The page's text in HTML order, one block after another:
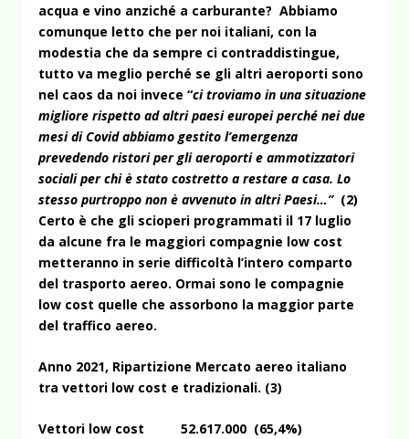
acqua e vino anziché a carburante? Abbiamo
comunque letto che per noi italiani, con la
modestia che da sempre ci contraddistingue,
tutto va meglio perché se gli altri aeroporti sono
nel caos da noi invece “ci troviamo in una situazione
migliore rispetto ad altri paesi europei perché nei due
mesi di Covid abbiamo gestito l’emergenza
prevedendo ristori per gli aeroporti e ammotizzatori
sociali per chi è stato costretto a restare a casa. Lo
stesso purtroppo non è avvenuto in altri Paesi…”(2)
Certo è che gli scioperi programmati il 17 luglio
da alcune fra le maggiori compagnie low cost
metteranno in serie difficoltà l’intero comparto
del trasporto aereo. Ormai sono le compagnie
low cost quelle che assorbono la maggior parte
del traffico aereo.
Anno 2021, Ripartizione Mercato aereo italiano
tra vettori low cost e tradizionali. (3)
Vettori low cost 52.617.000 (65,4%)